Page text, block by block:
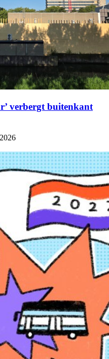
verbergt buitenkant